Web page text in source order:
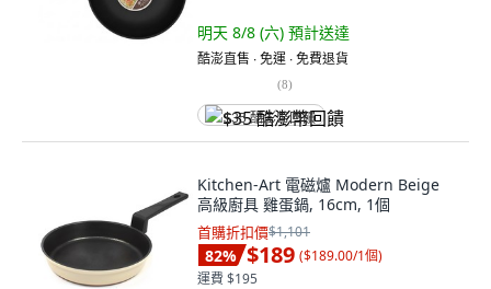
明天 8/8 (六) 預計送達
酷澎直售 ∙ 免運 ∙ 免費退貨
(8)
$35 酷澎幣回饋
Kitchen-Art 電磁爐 Modern Beige
高級廚具 雞蛋鍋, 16cm, 1個
首購折扣價$1,101
82% $189 ($189.00/1個)
運費 $195